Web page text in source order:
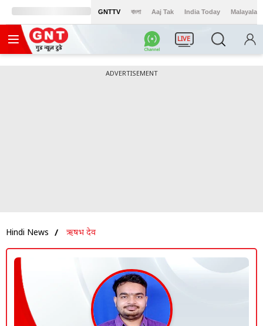
GNTTV বাংলা Aaj Tak India Today Malayalam
LIVE
ADVERTISEMENT
Hindi News ऋषभ देव